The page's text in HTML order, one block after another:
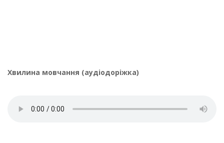
Хвилина мовчання (аудіодоріжка)